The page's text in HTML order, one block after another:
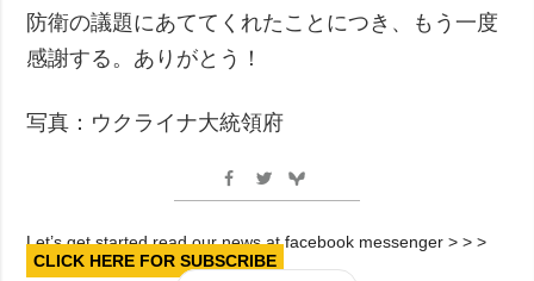
防衛の議題にあててくれたことにつき、もう一度
感謝する。ありがとう！
写真：ウクライナ大統領府
Let’s get started read our news at facebook messenger > > >
CLICK HERE FOR SUBSCRIBE